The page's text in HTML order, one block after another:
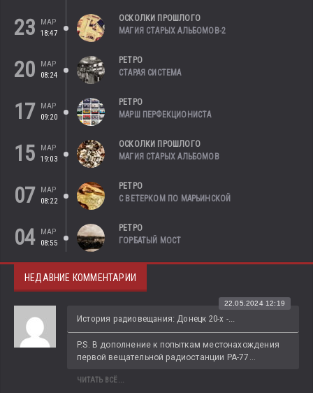
23
МАР
18:47
ОСКОЛКИ ПРОШЛОГО
МАГИЯ СТАРЫХ АЛЬБОМОВ-2
20
МАР
08:24
РЕТРО
СТАРАЯ СИСТЕМА
17
МАР
09:20
РЕТРО
МАРШ ПЕРФЕКЦИОНИСТА
15
МАР
19:03
ОСКОЛКИ ПРОШЛОГО
МАГИЯ СТАРЫХ АЛЬБОМОВ
07
МАР
08:22
РЕТРО
С ВЕТЕРКОМ ПО МАРЬИНСКОЙ
04
МАР
08:55
РЕТРО
ГОРБАТЫЙ МОСТ
НЕДАВНИЕ КОММЕНТАРИИ
История радиовещания: Донецк 20-х -...
22.05.2024 12:19
P.S. В дополнение к попыткам местонахождения
первой вещательной радиостанции РА-77...
ЧИТАТЬ ВСЁ...